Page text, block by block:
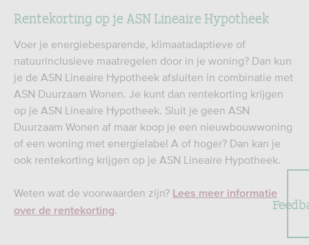
Rentekorting op je ASN Lineaire Hypotheek
Voer je energiebesparende, klimaatadaptieve of
natuurinclusieve maatregelen door in je woning? Dan kun
je de ASN Lineaire Hypotheek afsluiten in combinatie met
ASN Duurzaam Wonen. Je kunt dan rentekorting krijgen
op je ASN Lineaire Hypotheek. Sluit je geen ASN
Duurzaam Wonen af maar koop je een nieuwbouwwoning
of een woning met energielabel A of hoger? Dan kan je
ook rentekorting krijgen op je ASN Lineaire Hypotheek.
Weten wat de voorwaarden zijn? Lees meer informatie
over de rentekorting.